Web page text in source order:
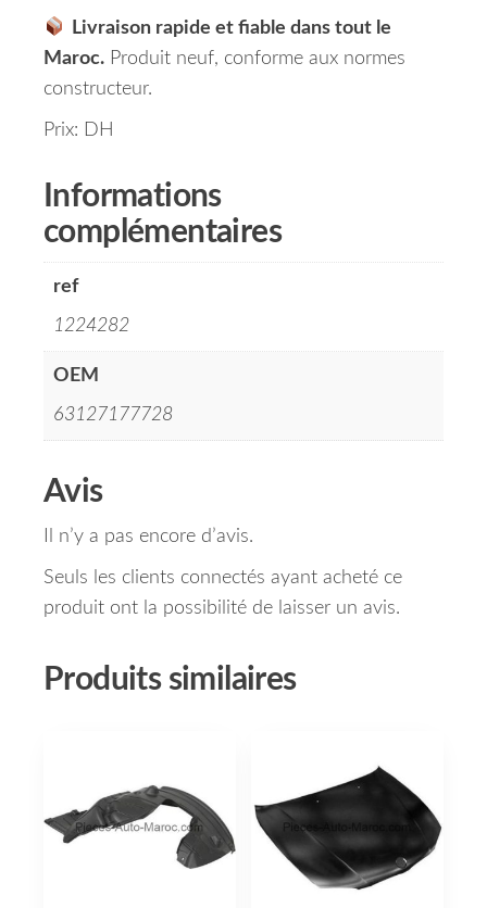
Livraison rapide et fiable dans tout le
Maroc. Produit neuf, conforme aux normes
constructeur.
Prix: DH
Informations
complémentaires
ref
1224282
OEM
63127177728
Avis
Il n’y a pas encore d’avis.
Seuls les clients connectés ayant acheté ce
produit ont la possibilité de laisser un avis.
Produits similaires